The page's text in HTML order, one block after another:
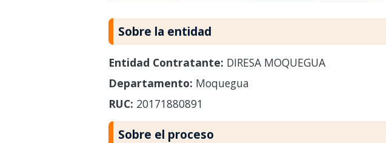
Sobre la entidad
Entidad Contratante: DIRESA MOQUEGUA
Departamento: Moquegua
RUC: 20171880891
Sobre el proceso